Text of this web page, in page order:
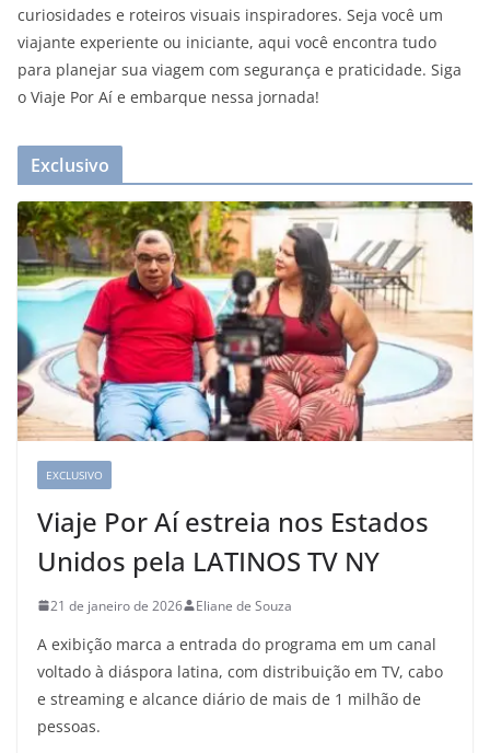
curiosidades e roteiros visuais inspiradores. Seja você um
viajante experiente ou iniciante, aqui você encontra tudo
para planejar sua viagem com segurança e praticidade. Siga
o Viaje Por Aí e embarque nessa jornada!
Exclusivo
EXCLUSIVO
Viaje Por Aí estreia nos Estados
Unidos pela LATINOS TV NY
21 de janeiro de 2026 Eliane de Souza
A exibição marca a entrada do programa em um canal
voltado à diáspora latina, com distribuição em TV, cabo
e streaming e alcance diário de mais de 1 milhão de
pessoas.